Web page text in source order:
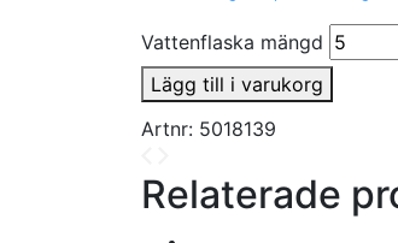
Vattenflaska mängd
Lägg till i varukorg
Artnr: 5018139
Relaterade